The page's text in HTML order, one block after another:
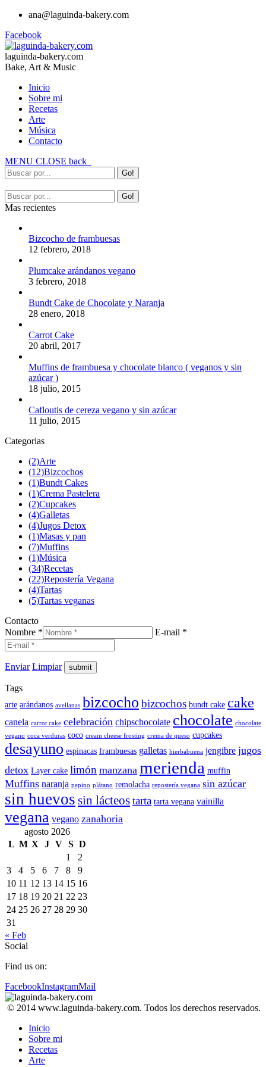
ana@laguinda-bakery.com
Facebook
laguinda-bakery.com
Bake, Art & Music
Inicio
Sobre mi
Recetas
Arte
Música
Contacto
MENU CLOSE back
Mas recientes
Bizcocho de frambuesas
12 febrero, 2018
Plumcake arándanos vegano
3 febrero, 2018
Bundt Cake de Chocolate y Naranja
28 enero, 2018
Carrot Cake
20 abril, 2017
Muffins de frambuesa y chocolate blanco ( veganos y sin
azúcar )
18 julio, 2015
Cafloutis de cereza vegano y sin azúcar
11 julio, 2015
Categorias
(2)Arte
(12)Bizcochos
(1)Bundt Cakes
(1)Crema Pastelera
(2)Cupcakes
(4)Galletas
(4)Jugos Detox
(1)Masas y pan
(7)Muffins
(1)Música
(34)Recetas
(22)Repostería Vegana
(4)Tartas
(5)Tartas veganas
Contacto
Nombre *
E-mail *
Enviar Limpiar
Tags
arte arándanos avellanas bizcocho bizcochos bundt cake cake
canela carrot cake celebración chipschocolate chocolate chocolate
vegano coca verduras coco cream cheese frosting crema de queso cupcakes
desayuno espinacas frambuesas galletas hierbabuena jengibre jugos
detox Layer cake limón manzana merienda muffin
Muffins naranja pepino plátano remolacha repostería vegana sin azúcar
sin huevos sin lácteostarta tarta vegana vainilla
vegana vegano zanahoria
agosto 2026
L M X J V S D
1
2
3
4 5 6 7 8
9
10 11 12 13 14 15 16
17 18 19 20 21 22 23
24 25 26 27 28 29 30
31
« Feb
Social
Find us on:
FacebookInstagramMail
© 2014 www.laguinda-bakery.com. Todos los derechos reservados.
Inicio
Sobre mi
Recetas
Arte